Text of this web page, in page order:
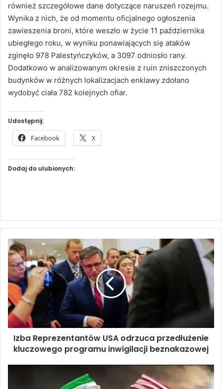
również szczegółowe dane dotyczące naruszeń rozejmu.
Wynika z nich, że od momentu oficjalnego ogłoszenia
zawieszenia broni, które weszło w życie 11 października
ubiegłego roku, w wyniku ponawiających się ataków
zginęło 978 Palestyńczyków, a 3097 odniosło rany.
Dodatkowo w analizowanym okresie z ruin zniszczonych
budynków w różnych lokalizacjach enklawy zdołano
wydobyć ciała 782 kolejnych ofiar.
Udostępnij:
Facebook X
Dodaj do ulubionych:
z
b
a
R
e
p
r
e
Izba Reprezentantów USA odrzuca przedłużenie
kluczowego programu inwigilacji beznakazowej